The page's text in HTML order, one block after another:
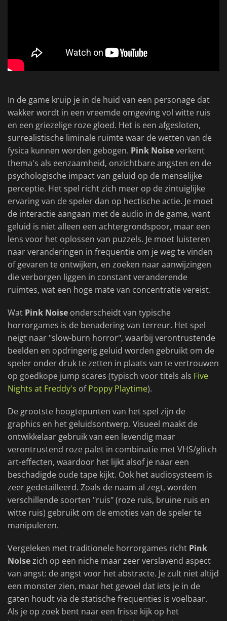
In de game kruip je in de huid van een personage dat
wakker wordt in een vreemde omgeving vol witte ruis
en een griezelige roze gloed. Het is een afgesloten,
surrealistische liminale ruimte waar de wetten van de
fysica kunnen worden gebogen. Pink Noiseverkent
thema's als eenzaamheid, onzichtbare angsten en de
psychologische impact van geluid op de menselijke
perceptie. Het spel richt zich meer op de zintuiglijke
ervaring van de speler dan op hectische actie. Je moet
de interactie aangaan met de audio in de game, want
geluid is niet alleen een achtergrondspoor, maar een
lens voor het oplossen van puzzels. Je moet luisteren
naar veranderingen in frequentie om je weg te vinden
of gevaren te ontwijken, en zoeken naar aanwijzingen
die verborgen liggen in constant veranderende
ruimtes, wat een hoge mate van concentratie vereist.
Wat Pink Noise onderscheidt van typische
horrorgames is de benadering van terreur. Het spel
neigt naar "slow-burn horror", waarbij verontrustende
beelden en opdringerig geluid worden gebruikt om de
speler onder druk te zetten in plaats van te vertrouwen
op goedkope jump scares (typisch voor titels als Five
Nights at Freddy's ofPoppy Playtime).
De grootste hoogtepunten van het spel zijn de
graphics en het geluidsontwerp. Visueel maakt de
ontwikkelaar gebruik van een levendig maar
verontrustend roze palet in combinatie met VHS/glitch
art-effecten, waardoor het lijkt alsof je naar een
beschadigde oude tape kijkt. Ook het audiosysteem is
zeer gedetailleerd. Zoals de naam al zegt, worden
verschillende soorten "ruis" (roze ruis, bruine ruis en
witte ruis) gebruikt om de emoties van de speler te
manipuleren.
Vergeleken met traditionele horrorgames richt Pink
Noisezich op een niche maar zeer verslavend aspect
van angst: de angst voor het abstracte. Je zult niet altijd
een monster zien, maar het gevoel dat iets je in de
gaten houdt via de statische frequenties is voelbaar.
Als je op zoek bent naar een frisse kijk op het